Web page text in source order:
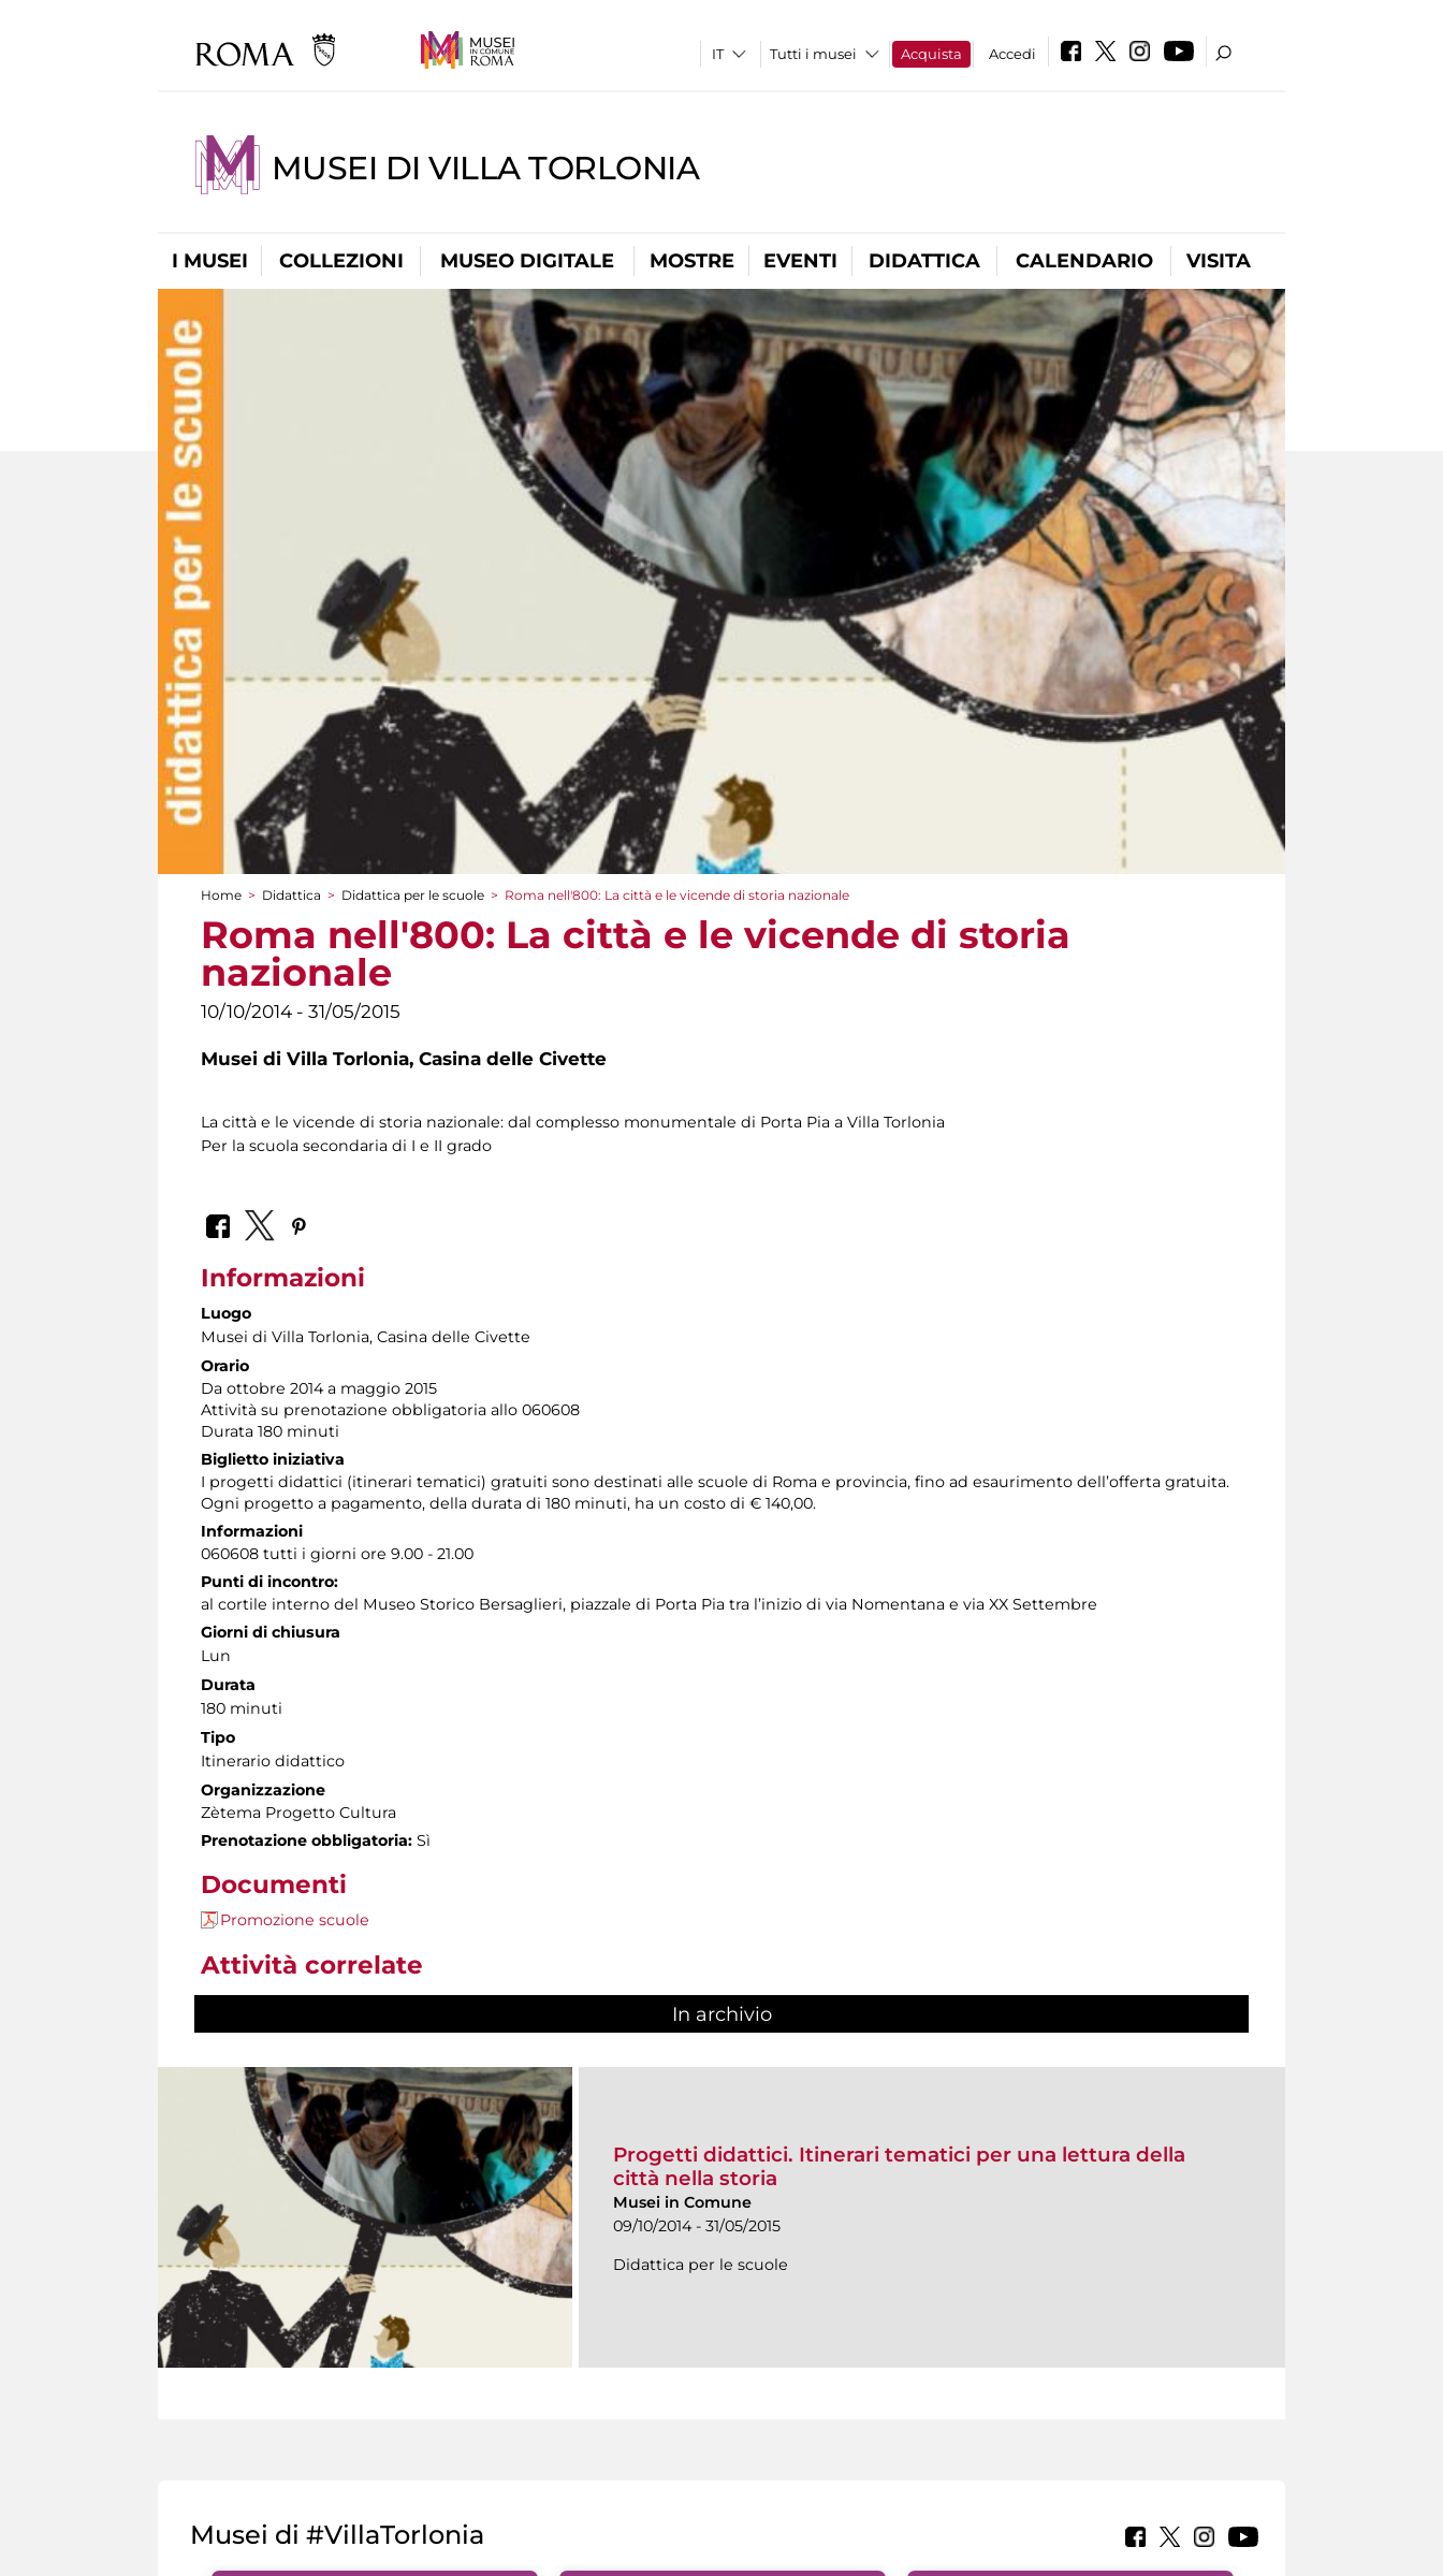
Tutti i musei Acquista Accedi
MUSEI DI VILLA TORLONIA
I MUSEI COLLEZIONI MUSEO DIGITALE MOSTRE EVENTI DIDATTICA CALENDARIO VISITA
Tu sei qui
Home > Didattica > Didattica per le scuole > Roma nell'800: La città e le vicende di storia nazionale
Roma nell'800: La città e le vicende di storia
nazionale
10/10/2014 - 31/05/2015
Musei di Villa Torlonia, Casina delle Civette
La città e le vicende di storia nazionale: dal complesso monumentale di Porta Pia a Villa Torlonia
Per la scuola secondaria di I e II grado
Informazioni
Luogo
Musei di Villa Torlonia, Casina delle Civette
Orario
Da ottobre 2014 a maggio 2015
Attività su prenotazione obbligatoria allo 060608
Durata 180 minuti
Biglietto iniziativa
I progetti didattici (itinerari tematici) gratuiti sono destinati alle scuole di Roma e provincia, fino ad esaurimento dell’offerta gratuita.
Ogni progetto a pagamento, della durata di 180 minuti, ha un costo di € 140,00.
Informazioni
060608 tutti i giorni ore 9.00 - 21.00
Punti di incontro:
al cortile interno del Museo Storico Bersaglieri, piazzale di Porta Pia tra l’inizio di via Nomentana e via XX Settembre
Giorni di chiusura
Lun
Durata
180 minuti
Tipo
Itinerario didattico
Organizzazione
Zètema Progetto Cultura
Prenotazione obbligatoria: Sì
Documenti
Promozione scuole
Attività correlate
In archivio
Progetti didattici. Itinerari tematici per una lettura della
città nella storia
Musei in Comune
09/10/2014 - 31/05/2015
Didattica per le scuole
Musei di #VillaTorlonia